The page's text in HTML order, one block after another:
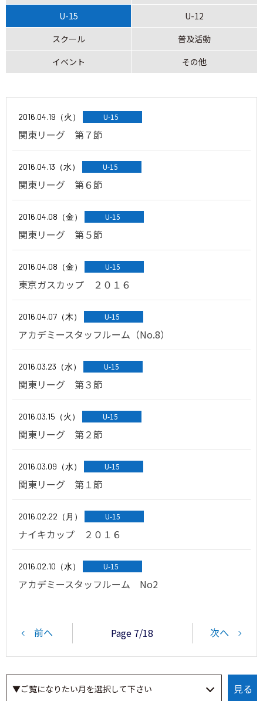
U-15
U-12
スクール
普及活動
イベント
その他
2016.04.19（火） U-15
関東リーグ 第７節
2016.04.13（水） U-15
関東リーグ 第６節
2016.04.08（金） U-15
関東リーグ 第５節
2016.04.08（金） U-15
東京ガスカップ ２０１６
2016.04.07（木） U-15
アカデミースタッフルーム（No.8）
2016.03.23（水） U-15
関東リーグ 第３節
2016.03.15（火） U-15
関東リーグ 第２節
2016.03.09（水） U-15
関東リーグ 第１節
2016.02.22（月） U-15
ナイキカップ ２０１６
2016.02.10（水） U-15
アカデミースタッフルーム No2
Page 7/18
前へ 次へ